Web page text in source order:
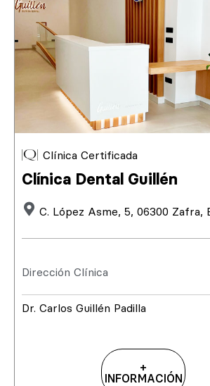
Clínica Certificada
Clínica Dental Guillén
C. López Asme, 5, 06300 Zafra,
Dirección Clínica
Dr. Carlos Guillén Padilla
+
INFORMACIÓN